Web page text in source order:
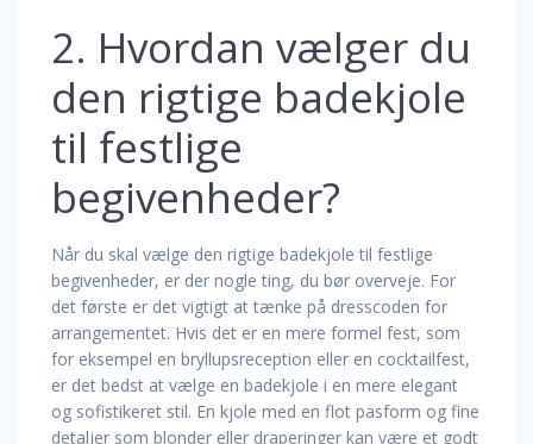
2. Hvordan vælger du
den rigtige badekjole
til festlige
begivenheder?
Når du skal vælge den rigtige badekjole til festlige
begivenheder, er der nogle ting, du bør overveje. For
det første er det vigtigt at tænke på dresscoden for
arrangementet. Hvis det er en mere formel fest, som
for eksempel en bryllupsreception eller en cocktailfest,
er det bedst at vælge en badekjole i en mere elegant
og sofistikeret stil. En kjole med en flot pasform og fine
detaljer som blonder eller draperinger kan være et godt